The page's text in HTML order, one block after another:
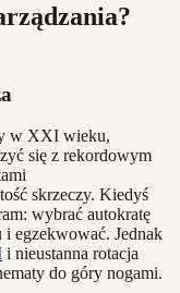
w XXI wieku,
się z rekordowym
skrzeczy. Kiedyś
wybrać autokratę
egzekwować. Jednak
i nieustanna rotacja
do góry nogami.